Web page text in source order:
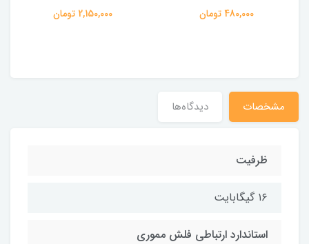
480,000 تومان 2,150,000 تومان
مشخصات دیدگاه‌ها
ظرفیت
۱۶ گیگابایت
استاندارد ارتباطی فلش مموری